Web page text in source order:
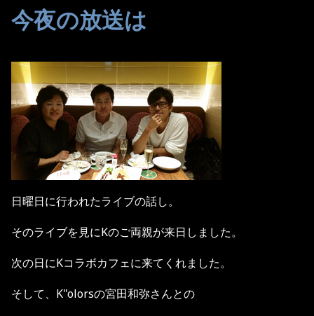
今夜の放送は
日曜日に行われたライブの話し。
そのライブを見にKのご両親が来日しました。
次の日にKコラボカフェに来てくれました。
そして、K"olorsの宮田和弥さんとの